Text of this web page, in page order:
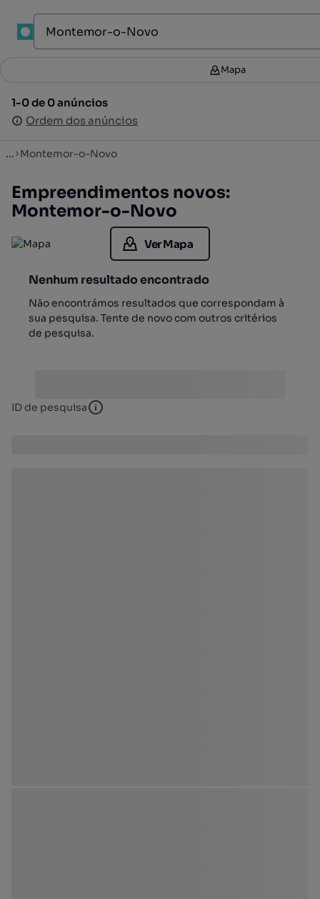
Filtros
1-0 de 0 anúncios
Ordem dos anúncios
Mapa
1-0 de 0 anúncios
Ordem dos anúncios
... Montemor-o-Novo
Empreendimentos novos:
Montemor-o-Novo
Ver Mapa
Nenhum resultado encontrado
Não encontrámos resultados que correspondam à
sua pesquisa. Tente de novo com outros critérios
de pesquisa.
ID de pesquisa ID de pesquisa